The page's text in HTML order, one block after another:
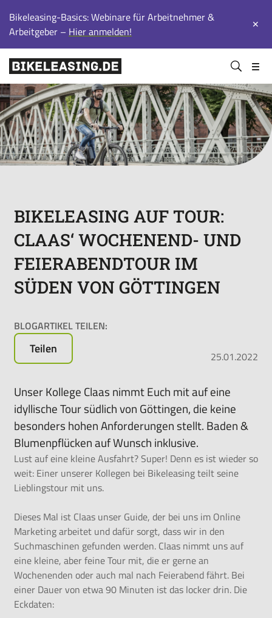
Bikeleasing-Basics: Webinare für Arbeitnehmer &
Arbeitgeber – Hier anmelden! ✕
BLS
Service
GmbH
&
Co.
KG
Bikeleasing
ist
Ihr
zuverlässiger
Partner
für
Dienstrad-
für
Selbstständige.
Wir
organisieren
Ihr
Rundum-
sorglos-
für
Leasen
E-
Bikes,
Pedelecs
u.v.m.
https://bikeleasing.de/
BIKELEASING AUF TOUR:
CLAAS‘ WOCHENEND- UND
FEIERABENDTOUR IM
SÜDEN VON GÖTTINGEN
BLOGARTIKEL TEILEN:
Teilen 25.01.2022
Unser Kollege Claas nimmt Euch mit auf eine
idyllische Tour südlich von Göttingen, die keine
besonders hohen Anforderungen stellt. Baden &
Blumenpflücken auf Wunsch inklusive.
Lust auf eine kleine Ausfahrt? Super! Denn es ist wieder so
weit: Einer unserer Kollegen bei Bikeleasing teilt seine
Lieblingstour mit uns.
Dieses Mal ist Claas unser Guide, der bei uns im Online
Marketing arbeitet und dafür sorgt, dass wir in den
Suchmaschinen gefunden werden. Claas nimmt uns auf
eine kleine, aber feine Tour mit, die er gerne an
Wochenenden oder auch mal nach Feierabend fährt. Bei
einer Dauer von etwa 90 Minuten ist das locker drin. Die
Eckdaten: